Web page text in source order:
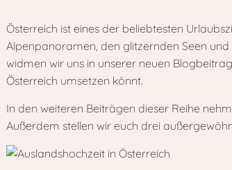
Österreich ist eines der beliebtesten
Alpenpanoramen, den glitzernden Seen
widmen wir uns in unserer neuen
Österreich umsetzen könnt.
In den weiteren Beiträgen dieser Reihe
Außerdem stellen wir euch drei